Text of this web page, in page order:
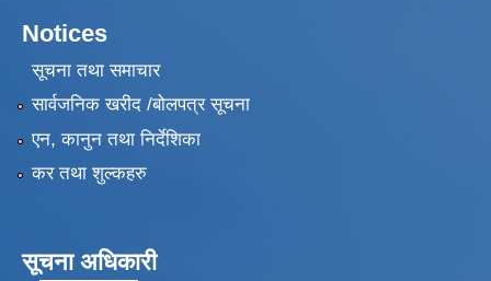
Notices
सूचना तथा समाचार
सार्वजनिक खरीद /बोलपत्र सूचना
एन, कानुन तथा निर्देशिका
कर तथा शुल्कहरु
सूचना अधिकारी